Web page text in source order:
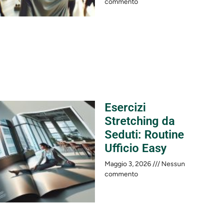
commento
Esercizi
Stretching da
Seduti: Routine
Ufficio Easy
Maggio 3, 2026
Nessun
commento